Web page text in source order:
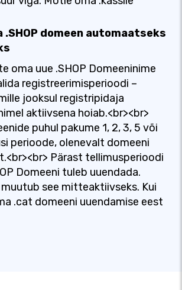
.SHOP domeen automaatseks
oma uue .SHOP Domeeninime
registreerimisperioodi –
jooksul registripidaja
aktiivsena hoiab.<br><br>
puhul pakume 1, 2, 3, 5 või
perioode, olenevalt domeeni
Pärast tellimusperioodi
Domeeni tuleb uuendada.
see mitteaktiivseks. Kui
.cat domeeni uuendamise eest